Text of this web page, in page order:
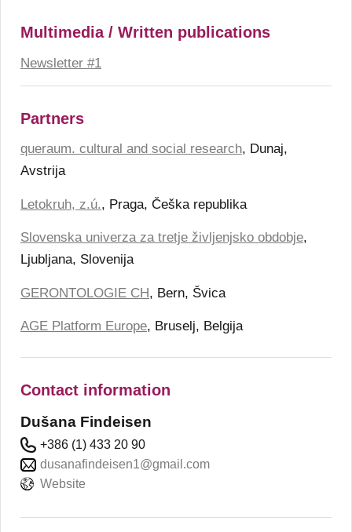
Multimedia / Written publications
Newsletter #1
Partners
queraum. cultural and social research, Dunaj,
Avstrija
Letokruh, z.ú., Praga, Češka republika
Slovenska univerza za tretje življenjsko obdobje,
Ljubljana, Slovenija
GERONTOLOGIE CH, Bern, Švica
AGE Platform Europe, Bruselj, Belgija
Contact information
Dušana Findeisen
+386 (1) 433 20 90
dusanafindeisen1@gmail.com
Website